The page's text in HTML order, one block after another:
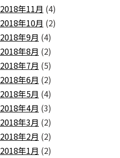
2018年11月 (4)
2018年10月 (2)
2018年9月 (4)
2018年8月 (2)
2018年7月 (5)
2018年6月 (2)
2018年5月 (4)
2018年4月 (3)
2018年3月 (2)
2018年2月 (2)
2018年1月 (2)